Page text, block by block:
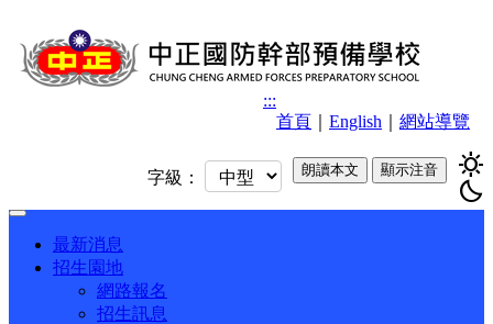
首頁 English 網站導覽
:::
sunny
bedtime
朗讀本文 顯示注音
字級：
Toggle
navigation最新消息
招生園地
網路報名
招生訊息